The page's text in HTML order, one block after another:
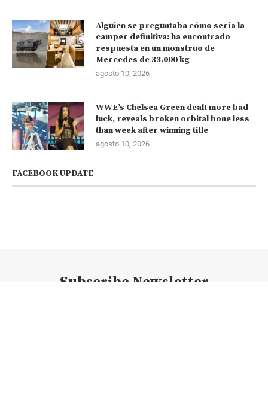
Alguien se preguntaba cómo sería la
camper definitiva: ha encontrado
respuesta en un monstruo de
Mercedes de 33.000 kg
agosto 10, 2026
WWE’s Chelsea Green dealt more bad
luck, reveals broken orbital bone less
than week after winning title
agosto 10, 2026
FACEBOOK UPDATE
Subscribe Newsletter